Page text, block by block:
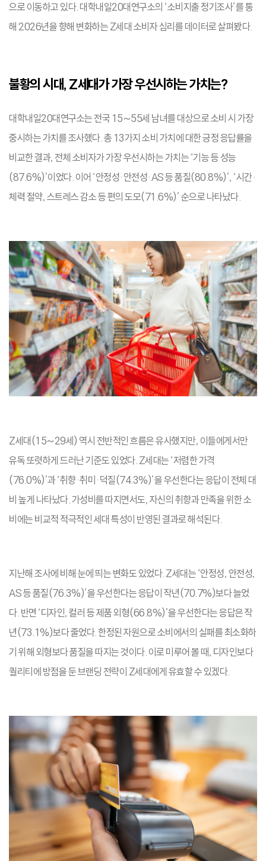
으로 이동하고 있다. 대학내일20대연구소의 ‘소비지출 정기조사’를 통
해 2026년을 향해 변화하는 Z세대 소비자 심리를 데이터로 살펴봤다.
불황의 시대, Z세대가 가장 우선시하는 가치는?
대학내일20대연구소는 전국 15~55세 남녀를 대상으로 소비 시 가장
중시하는 가치를 조사했다. 총 13가지 소비 가치에 대한 긍정 응답률을
비교한 결과, 전체 소비자가 가장 우선시하는 가치는 ‘기능 등 성능
(87.6%)’이었다. 이어 ‘안정성·안전성·AS 등 품질(80.8%)’, ‘시간·
체력 절약, 스트레스 감소 등 편의 도모(71.6%)’ 순으로 나타났다.
Z세대(15~29세) 역시 전반적인 흐름은 유사했지만, 이들에게서만
유독 또렷하게 드러난 기준도 있었다. Z세대는 ‘저렴한 가격
(76.0%)’과 ‘취향·취미·덕질(74.3%)’을 우선한다는 응답이 전체 대
비 높게 나타났다. 가성비를 따지면서도, 자신의 취향과 만족을 위한 소
비에는 비교적 적극적인 세대 특성이 반영된 결과로 해석된다.
지난해 조사에 비해 눈에 띄는 변화도 있었다. Z세대는 ‘안정성, 안전성,
AS 등 품질(76.3%)’을 우선한다는 응답이 작년(70.7%)보다 늘었
다. 반면 ‘디자인, 컬러 등 제품 외형(66.8%)’을 우선한다는 응답은 작
년(73.1%)보다 줄었다. 한정된 자원으로 소비에서의 실패를 최소화하
기 위해 외형보다 품질을 따지는 것이다. 이로 미루어 볼 때, 디자인보다
퀄리티에 방점을 둔 브랜딩 전략이 Z세대에게 유효할 수 있겠다.